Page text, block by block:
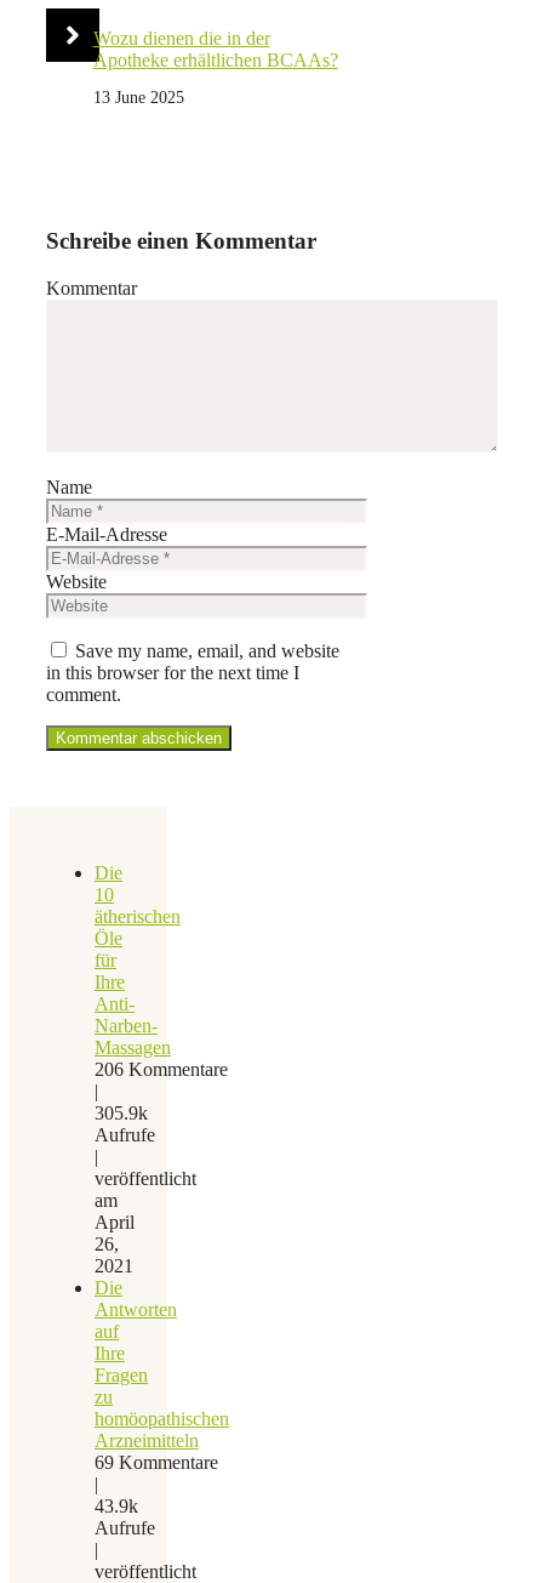
Wozu dienen die in der
Apotheke erhältlichen BCAAs?
13 June 2025
Schreibe einen Kommentar
Kommentar
Name
E-Mail-Adresse
Website
Save my name, email, and website
in this browser for the next time I
comment.
Die
10
ätherischen
Öle
für
Ihre
Anti-
Narben-
Massagen
206 Kommentare
|
305.9k
Aufrufe
|
veröffentlicht
am
April
26,
2021
Die
Antworten
auf
Ihre
Fragen
zu
homöopathischen
Arzneimitteln
69 Kommentare
|
43.9k
Aufrufe
|
veröffentlicht